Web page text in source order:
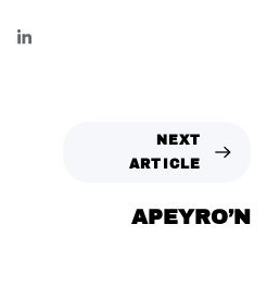
NEXT
ARTICLE
APEYRO’N